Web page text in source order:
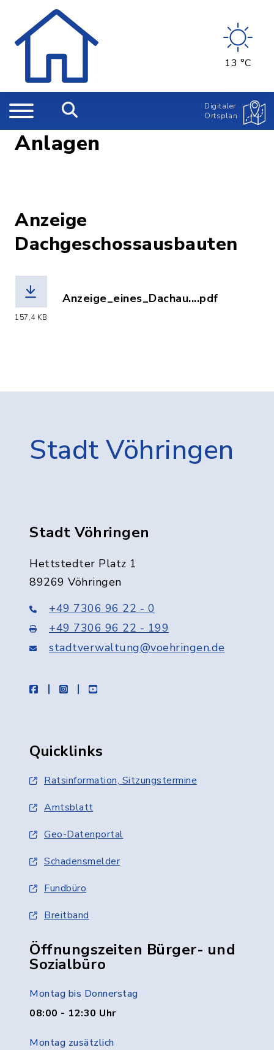
13 °C
Digitaler
Ortsplan
Anlagen
Anzeige
Dachgeschossausbauten
157,4 KB
Anzeige_eines_Dachau....pdf
Stadt Vöhringen
Stadt Vöhringen
Hettstedter Platz 1
89269 Vöhringen
+49 7306 96 22 - 0
+49 7306 96 22 - 199
stadtverwaltung@voehringen.de
facebookinstagramyoutube
Quicklinks
Ratsinformation, Sitzungstermine
Amtsblatt
Geo-Datenportal
Schadensmelder
Fundbüro
Breitband
Öffnungszeiten Bürger- und
Sozialbüro
Montag bis Donnerstag
08:00 - 12:30 Uhr
Montag zusätzlich